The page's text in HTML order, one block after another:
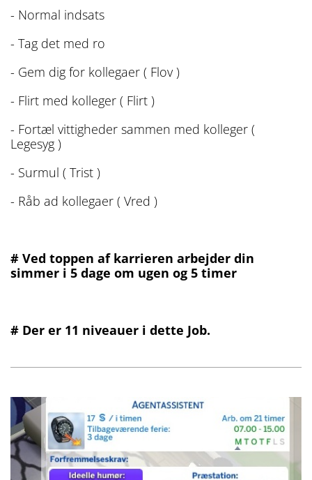
- Normal indsats
- Tag det med ro
- Gem dig for kollegaer ( Flov )
- Flirt med kolleger ( Flirt )
- Fortæl vittigheder sammen med kolleger (
Legesyg )
- Surmul ( Trist )
- Råb ad kollegaer ( Vred )
# Ved toppen af karrieren arbejder din
simmer i 5 dage om ugen og 5 timer
# Der er 11 niveauer i dette Job.